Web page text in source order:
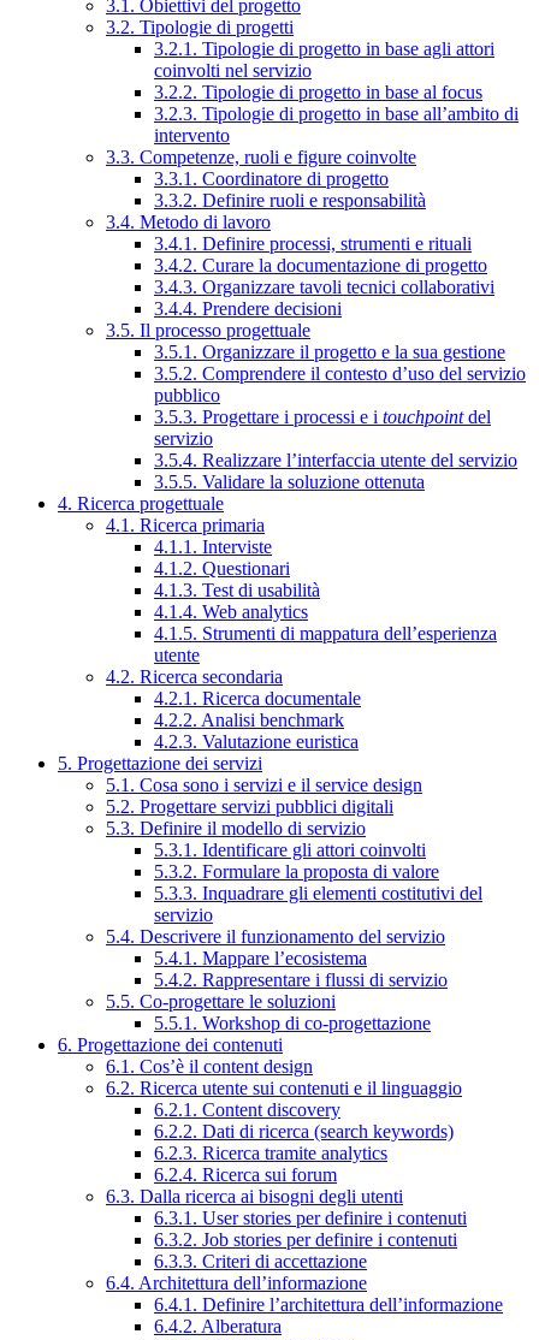
3.1. Obiettivi del progetto
3.2. Tipologie di progetti
3.2.1. Tipologie di progetto in base agli attori
coinvolti nel servizio
3.2.2. Tipologie di progetto in base al focus
3.2.3. Tipologie di progetto in base all’ambito di
intervento
3.3. Competenze, ruoli e figure coinvolte
3.3.1. Coordinatore di progetto
3.3.2. Definire ruoli e responsabilità
3.4. Metodo di lavoro
3.4.1. Definire processi, strumenti e rituali
3.4.2. Curare la documentazione di progetto
3.4.3. Organizzare tavoli tecnici collaborativi
3.4.4. Prendere decisioni
3.5. Il processo progettuale
3.5.1. Organizzare il progetto e la sua gestione
3.5.2. Comprendere il contesto d’uso del servizio
pubblico
3.5.3. Progettare i processi e i touchpointdel
servizio
3.5.4. Realizzare l’interfaccia utente del servizio
3.5.5. Validare la soluzione ottenuta
4. Ricerca progettuale
4.1. Ricerca primaria
4.1.1. Interviste
4.1.2. Questionari
4.1.3. Test di usabilità
4.1.4. Web analytics
4.1.5. Strumenti di mappatura dell’esperienza
utente
4.2. Ricerca secondaria
4.2.1. Ricerca documentale
4.2.2. Analisi benchmark
4.2.3. Valutazione euristica
5. Progettazione dei servizi
5.1. Cosa sono i servizi e il service design
5.2. Progettare servizi pubblici digitali
5.3. Definire il modello di servizio
5.3.1. Identificare gli attori coinvolti
5.3.2. Formulare la proposta di valore
5.3.3. Inquadrare gli elementi costitutivi del
servizio
5.4. Descrivere il funzionamento del servizio
5.4.1. Mappare l’ecosistema
5.4.2. Rappresentare i flussi di servizio
5.5. Co-progettare le soluzioni
5.5.1. Workshop di co-progettazione
6. Progettazione dei contenuti
6.1. Cos’è il content design
6.2. Ricerca utente sui contenuti e il linguaggio
6.2.1. Content discovery
6.2.2. Dati di ricerca (search keywords)
6.2.3. Ricerca tramite analytics
6.2.4. Ricerca sui forum
6.3. Dalla ricerca ai bisogni degli utenti
6.3.1. User stories per definire i contenuti
6.3.2. Job stories per definire i contenuti
6.3.3. Criteri di accettazione
6.4. Architettura dell’informazione
6.4.1. Definire l’architettura dell’informazione
6.4.2. Alberatura